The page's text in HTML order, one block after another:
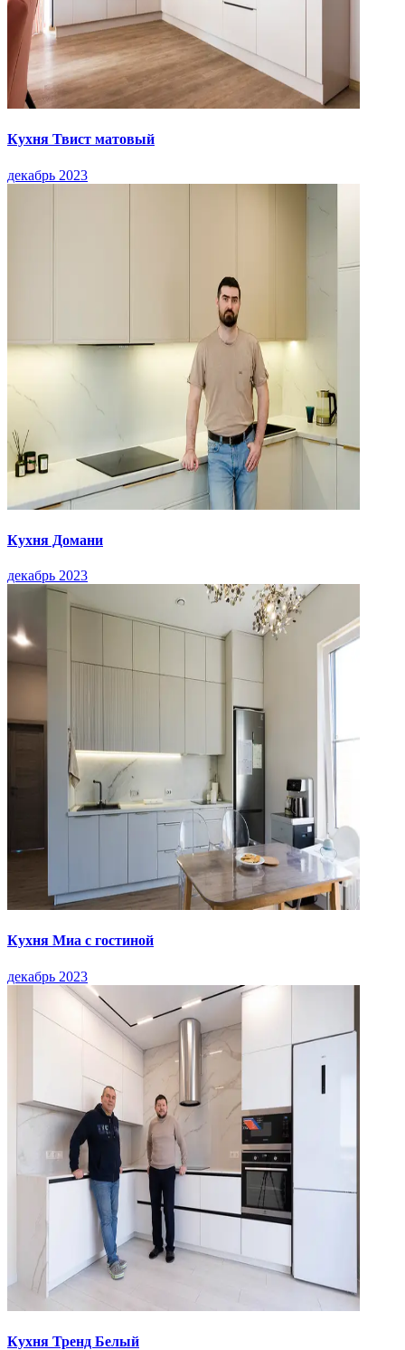
Кухня Твист матовый
декабрь 2023
Кухня Домани
декабрь 2023
Кухня Миа с гостиной
декабрь 2023
Кухня Тренд Белый